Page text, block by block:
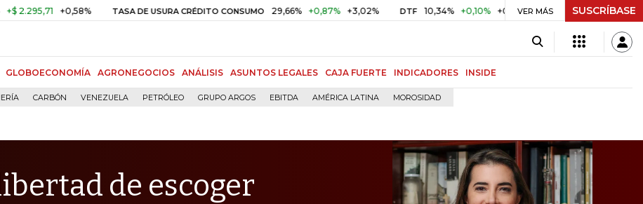
+0,58% TASA DE USURA CRÉDITO CONSUMO 29,66% +0,87% +3,02% DTF 10,34% +0,10% +0,98% UVR $ 416,86 +$ 0,05 +0,01%
VER MÁS SUSCRÍBASE
GLOBOECONOMÍA AGRONEGOCIOS ANÁLISIS ASUNTOS LEGALES CAJA FUERTE INDICADORES INSIDE
CARBÓN VENEZUELA PETRÓLEO GRUPO ARGOS EBITDA AMÉRICA LATINA MOROSIDAD
de escoger